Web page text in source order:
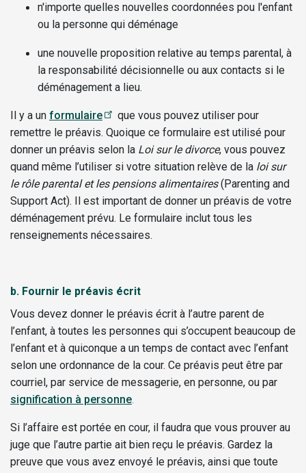
n'importe quelles nouvelles coordonnées pou l'enfant
ou la personne qui déménage
une nouvelle proposition relative au temps parental, à
la responsabilité décisionnelle ou aux contacts si le
déménagement a lieu.
Il y a un formulaire
que vous pouvez utiliser pour
remettre le préavis. Quoique ce formulaire est utilisé pour
donner un préavis selon la Loi sur le divorce, vous pouvez
quand même l’utiliser si votre situation relève de la loi sur
le rôle parental et les pensions alimentaires(Parenting and
Support Act). Il est important de donner un préavis de votre
déménagement prévu. Le formulaire inclut tous les
renseignements nécessaires.
b. Fournir le préavis écrit
Vous devez donner le préavis écrit à l’autre parent de
l’enfant, à toutes les personnes qui s’occupent beaucoup de
l’enfant et à quiconque a un temps de contact avec l’enfant
selon une ordonnance de la cour. Ce préavis peut être par
courriel, par service de messagerie, en personne, ou par
signification à personne
Si l’affaire est portée en cour, il faudra que vous prouver au
juge que l’autre partie ait bien reçu le préavis. Gardez la
preuve que vous avez envoyé le préavis, ainsi que toute